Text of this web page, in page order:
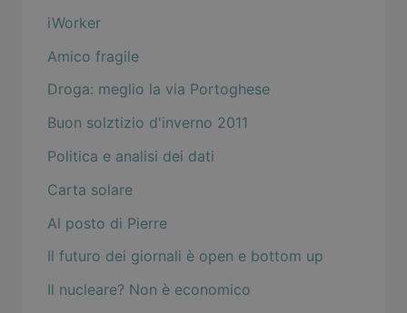
iWorker
Amico fragile
Droga: meglio la via Portoghese
Buon solztizio d'inverno 2011
Politica e analisi dei dati
Carta solare
Al posto di Pierre
Il futuro dei giornali è open e bottom up
Il nucleare? Non è economico